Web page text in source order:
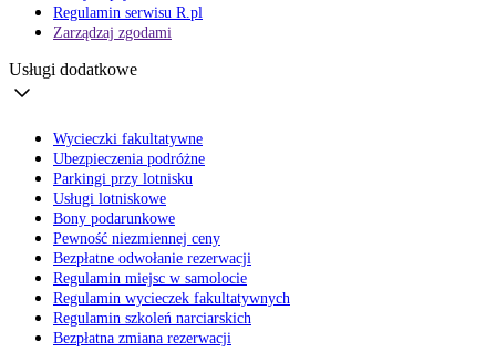
Regulamin serwisu R.pl
Zarządzaj zgodami
Usługi dodatkowe
Wycieczki fakultatywne
Ubezpieczenia podróżne
Parkingi przy lotnisku
Usługi lotniskowe
Bony podarunkowe
Pewność niezmiennej ceny
Bezpłatne odwołanie rezerwacji
Regulamin miejsc w samolocie
Regulamin wycieczek fakultatywnych
Regulamin szkoleń narciarskich
Bezpłatna zmiana rezerwacji